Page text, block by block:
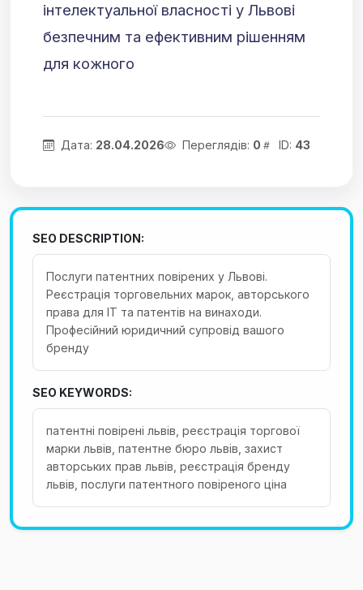
інтелектуальної власності у Львові
безпечним та ефективним рішенням
для кожного
Дата: 28.04.2026 Переглядів: 0 ID: 43
SEO DESCRIPTION:
Послуги патентних повірених у Львові.
Реєстрація торговельних марок, авторського
права для IT та патентів на винаходи.
Професійний юридичний супровід вашого
бренду
SEO KEYWORDS:
патентні повірені львів, реєстрація торгової
марки львів, патентне бюро львів, захист
авторських прав львів, реєстрація бренду
львів, послуги патентного повіреного ціна